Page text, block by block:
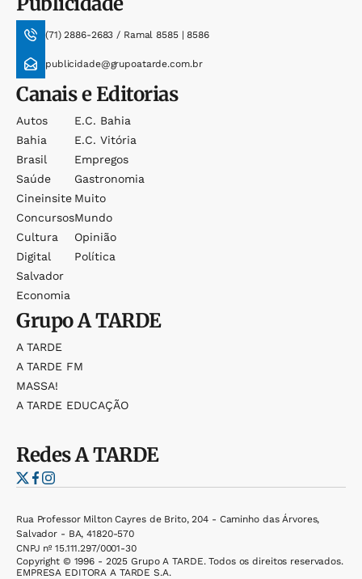
(71) 2886-2683 / Ramal 8585 | 8586
publicidade@grupoatarde.com.br
Canais e Editorias
Autos
Bahia
Brasil
Saúde
Cineinsite
Concursos
Cultura
Digital
Salvador
Economia
E.c. Bahia
E.c. Vitória
Empregos
Gastronomia
Muito
Mundo
Opinião
Política
GrupoA TARDE
A TARDE
A TARDE FM
MASSA!
A TARDE EDUCAÇÃO
RedesA TARDE
Rua Professor Milton Cayres de Brito, 204 - Caminho das Árvores,
Salvador - BA, 41820-570
CNPJ nº 15.111.297/0001-30
Copyright © 1996 - 2025 Grupo A TARDE. Todos os direitos reservados.
EMPRESA EDITORA A TARDE S.A.